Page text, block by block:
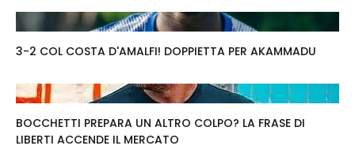
3-2 COL COSTA D'AMALFI! DOPPIETTA PER AKAMMADU
BOCCHETTI PREPARA UN ALTRO COLPO? LA FRASE DI
LIBERTI ACCENDE IL MERCATO